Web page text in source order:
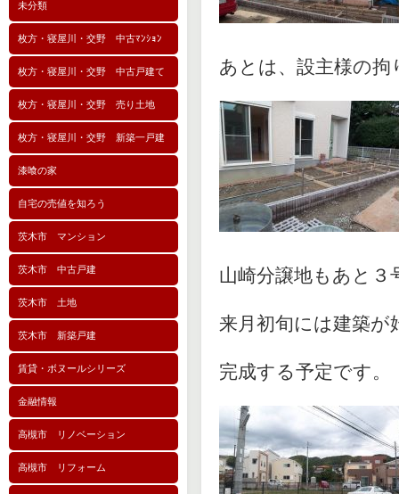
未分類
枚方・寝屋川・交野 中古ﾏﾝｼｮﾝ
枚方・寝屋川・交野 中古戸建て
枚方・寝屋川・交野 売り土地
枚方・寝屋川・交野 新築一戸建
漆喰の家
自宅の売値を知ろう
茨木市 マンション
茨木市 中古戸建
茨木市 土地
茨木市 新築戸建
賃貸・ボヌールシリーズ
金融情報
高槻市 リノベーション
高槻市 リフォーム
あとは、設主様の
山崎分譲地もあと３
来月初旬には建築が
完成する予定です。